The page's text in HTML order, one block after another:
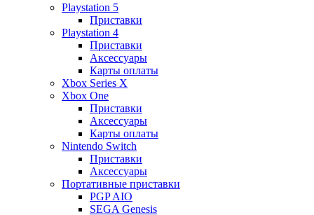
Playstation 5
Приставки
Playstation 4
Приставки
Аксессуары
Карты оплаты
Xbox Series X
Xbox One
Приставки
Аксессуары
Карты оплаты
Nintendo Switch
Приставки
Аксессуары
Портативные приставки
PGP AIO
SEGA Genesis